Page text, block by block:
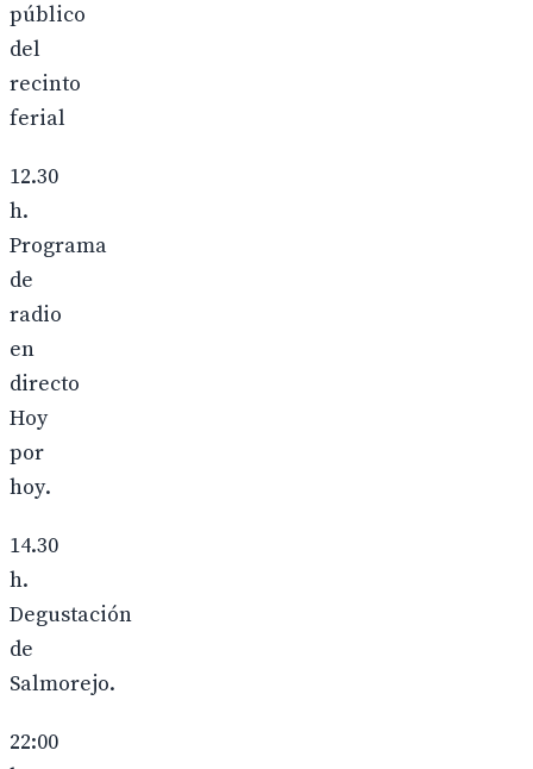
público
del
recinto
ferial
12.30
h.
Programa
de
radio
en
directo
Hoy
por
hoy.
14.30
h.
Degustación
de
Salmorejo.
22:00